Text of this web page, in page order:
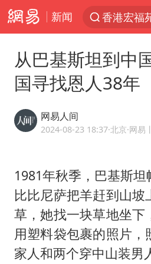
新闻
香港宏福
台风白海
用AI造出
美股创4
从巴基斯坦到中
国寻找恩人38年
网易人间
2024-08-23 18:37·北京·网易
1981年秋季，巴基斯坦
比比尼萨把羊赶到山坡
草，她找一块草地坐下
用塑料袋包裹的照片，
家人和两个穿中山装男